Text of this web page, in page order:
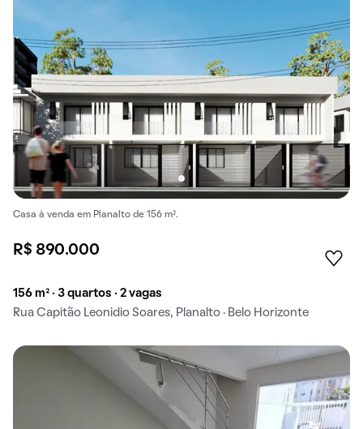
Casa à venda em Planalto de 156 m².
R$ 890.000
156 m² · 3 quartos · 2 vagas
Rua Capitão Leonidio Soares, Planalto · Belo Horizonte